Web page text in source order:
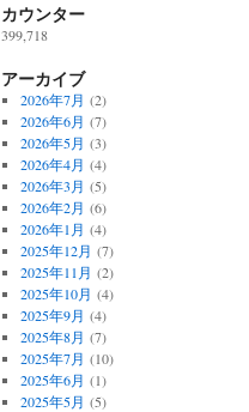
カウンター
399,718
アーカイブ
2026年7月 (2)
2026年6月 (7)
2026年5月 (3)
2026年4月 (4)
2026年3月 (5)
2026年2月 (6)
2026年1月 (4)
2025年12月 (7)
2025年11月 (2)
2025年10月 (4)
2025年9月 (4)
2025年8月 (7)
2025年7月 (10)
2025年6月 (1)
2025年5月 (5)